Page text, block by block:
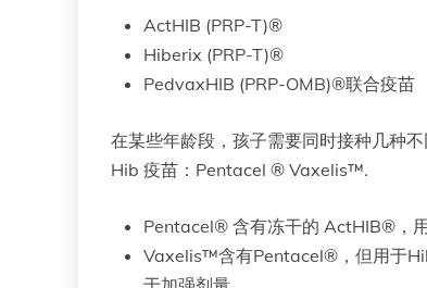
ActHIB (PRP-T)®
Hiberix (PRP-T)®
PedvaxHIB (PRP-OMB)®联合疫苗
在某些年龄段，孩子需要同时接种几种
Hib 疫苗：Pentacel ® Vaxelis™.
Pentacel® 含有冻干的 ActHIB®，
Vaxelis™含有Pentacel®，但用于